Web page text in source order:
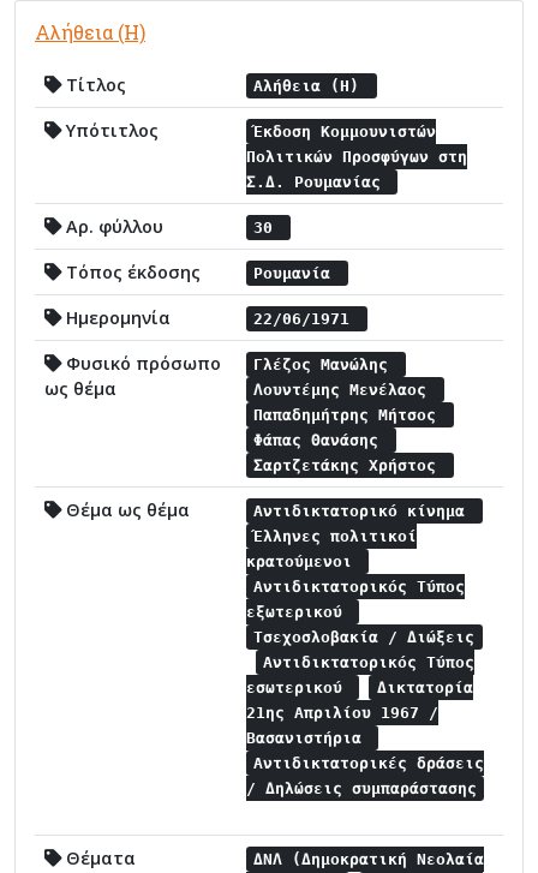
Αλήθεια (Η)
Τίτλος Αλήθεια (Η)
Υπότιτλος
Έκδοση Κομμουνιστών
Πολιτικών Προσφύγων στη
Σ.Δ. Ρουμανίας
Αρ. φύλλου 30
Τόπος έκδοσης Ρουμανία
Ημερομηνία 22/06/1971
Φυσικό πρόσωπο
ως θέμα
Γλέζος Μανώλης
Λουντέμης Μενέλαος
Παπαδημήτρης Μήτσος
Φάπας Θανάσης
Σαρτζετάκης Χρήστος
Θέμα ως θέμα
Αντιδικτατορικό κίνημα
Έλληνες πολιτικοί
κρατούμενοι
Αντιδικτατορικός Τύπος
εξωτερικού
Τσεχοσλοβακία / Διώξεις
Αντιδικτατορικός Τύπος
εσωτερικού
Δικτατορία
21ης Απριλίου 1967 /
Βασανιστήρια
Αντιδικτατορικές δράσεις
/ Δηλώσεις συμπαράστασης
Θέματα
ΔΝΛ (Δημοκρατική Νεολαία